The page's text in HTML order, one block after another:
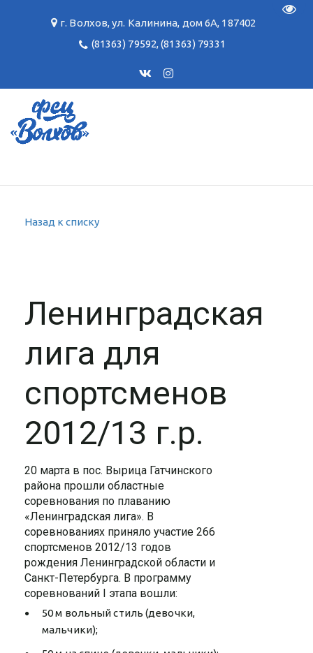
г. Волхов,ул. Калинина, дом 6А, 187402
(81363) 79592,(81363) 79331
Назад к списку
Ленинградская
лига для
спортсменов
2012/13 г.р.
20 марта в пос. Вырица Гатчинского
района прошли областные
соревнования по плаванию
«Ленинградская лига». В
соревнованиях приняло участие 266
спортсменов 2012/13 годов
рождения Ленинградской области и
Санкт-Петербурга. В программу
соревнований I этапа вошли:
50 м вольный стиль (девочки,
мальчики);